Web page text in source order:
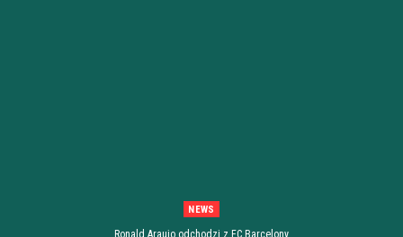
NEWS
Ronald Araujo odchodzi z FC Barcelony